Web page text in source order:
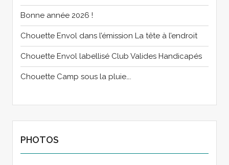
Bonne année 2026 !
Chouette Envol dans l’émission La tête à l’endroit
Chouette Envol labellisé Club Valides Handicapés
Chouette Camp sous la pluie….
PHOTOS